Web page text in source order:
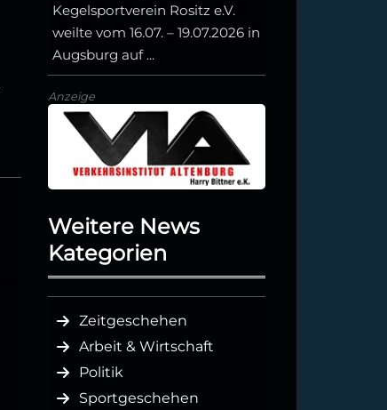
Kegelsportverein Rositz e.V.
weilte vom 16.07. – 19.07.2026 in
Augsburg auf ...
Anzeige
Weitere News
Kategorien
Zeitgeschehen
Arbeit & Wirtschaft
Politik
Sportgeschehen